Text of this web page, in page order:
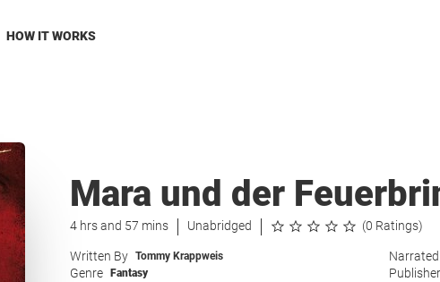
HOW IT WORKS
Mara und der
4 hrs and 57 mins Unabridged (0 Ratings)
Written By Tommy Krappweis
Genre Fantasy Publisher